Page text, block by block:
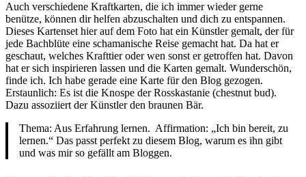
Auch verschiedene Kraftkarten, die ich immer wieder gerne
benütze, können dir helfen abzuschalten und dich zu entspannen.
Dieses Kartenset hier auf dem Foto hat ein Künstler gemalt, der für
jede Bachblüte eine schamanische Reise gemacht hat. Da hat er
geschaut, welches Krafttier oder wen sonst er getroffen hat. Davon
hat er sich inspirieren lassen und die Karten gemalt. Wunderschön,
finde ich. Ich habe gerade eine Karte für den Blog gezogen.
Erstaunlich: Es ist die Knospe der Rosskastanie (chestnut bud).
Dazu assoziiert der Künstler den braunen Bär.
Thema: Aus Erfahrung lernen. Affirmation: „Ich bin bereit, zu
lernen.“ Das passt perfekt zu diesem Blog, warum es ihn gibt
und was mir so gefällt am Bloggen.